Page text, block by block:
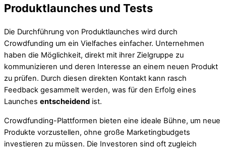
Produktlaunches und Tests
Die Durchführung von Produktlaunches wird durch
Crowdfunding um ein Vielfaches einfacher. Unternehmen
haben die Möglichkeit, direkt mit ihrer Zielgruppe zu
kommunizieren und deren Interesse an einem neuen Produkt
zu prüfen. Durch diesen direkten Kontakt kann rasch
Feedback gesammelt werden, was für den Erfolg eines
Launches entscheidend ist.
Crowdfunding-Plattformen bieten eine ideale Bühne, um neue
Produkte vorzustellen, ohne große Marketingbudgets
investieren zu müssen. Die Investoren sind oft zugleich